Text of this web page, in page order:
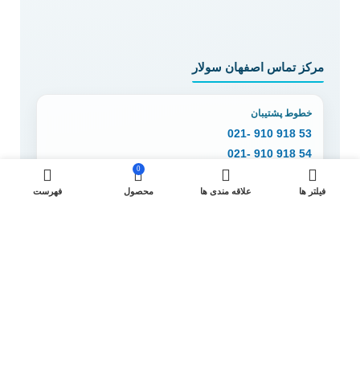
مرکز تماس اصفهان سولار
خطوط پشتیبان
53 918 910 -021
54 918 910 -021
دفتر اصفهانفیلتر ها علاقه مندی ها
0
محصول فهرست